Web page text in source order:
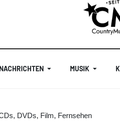
MUSIK
DVDs, Film, Fernsehen